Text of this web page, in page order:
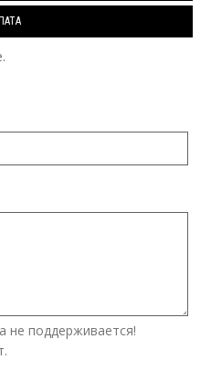
не поддерживается!